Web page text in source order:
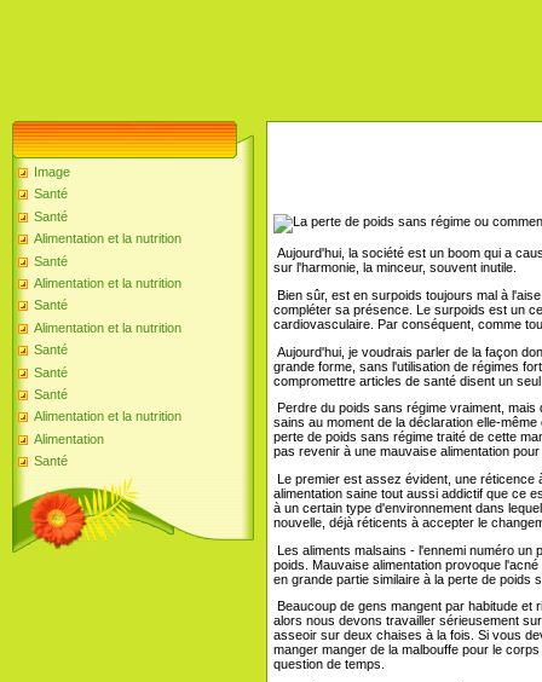
Image
Santé
Santé
Alimentation et la nutrition
Santé
Alimentation et la nutrition
Santé
Alimentation et la nutrition
Santé
Santé
Santé
Alimentation et la nutrition
Alimentation
Santé
Aujourd'hui, la société est un boom qui a
sur l'harmonie, la minceur, souvent inutile.
Bien sûr, est en surpoids toujours mal à
compléter sa présence. Le surpoids est un
cardiovasculaire. Par conséquent, comme
Aujourd'hui, je voudrais parler de la façon
grande forme, sans l'utilisation de régimes
compromettre articles de santé disent un
Perdre du poids sans régime vraiment,
sains au moment de la déclaration elle-
perte de poids sans régime traité de cette
pas revenir à une mauvaise alimentation
Le premier est assez évident, une réticence
alimentation saine tout aussi addictif que ce
à un certain type d'environnement dans
nouvelle, déjà réticents à accepter le
Les aliments malsains - l'ennemi numéro
poids. Mauvaise alimentation provoque
en grande partie similaire à la perte de poids
Beaucoup de gens mangent par habitude
alors nous devons travailler sérieusement
asseoir sur deux chaises à la fois. Si vous
manger manger de la malbouffe pour le
question de temps.